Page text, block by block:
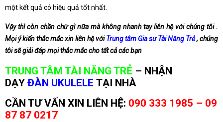
một kết quả có hiệu quả tốt nhất.
Vậy thì còn chần chừ gì nữa mà không nhanh tay liên hệ với chúng tôi .
Mọi ý kiến thắc mắc xin liên hệ vớiTrung tâm Gia sư Tài Năng Trẻ, chúng
tôi sẽ giải đáp mọi thắc mắc cho tất cả các bạn
TRUNG TÂM TÀI NĂNG TRẺ – NHẬN
DẠY ĐÀN UKULELE TẠI NHÀ
CẦN TƯ VẤN XIN LIÊN HỆ: 090 333 1985 – 09
87 87 0217